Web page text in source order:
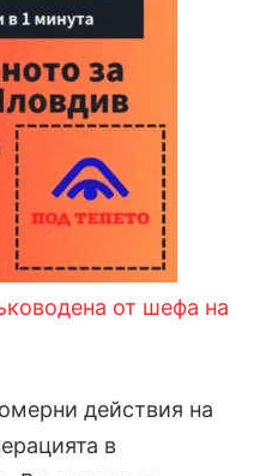
от шефа на
действия на
в